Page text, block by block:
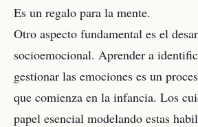
Es un regalo para la mente.
Otro aspecto fundamental es el
socioemocional. Aprender a
gestionar las emociones es un
que comienza en la infancia. Los
papel esencial modelando estas